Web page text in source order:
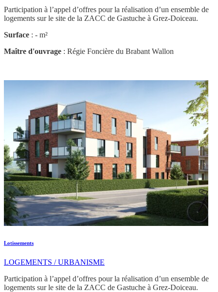
Participation à l’appel d’offres pour la réalisation d’un ensemble de
logements sur le site de la ZACC de Gastuche à Grez-Doiceau.
Surface : - m²
Maître d'ouvrage : Régie Foncière du Brabant Wallon
Lotissements
LOGEMENTS / URBANISME
Participation à l’appel d’offres pour la réalisation d’un ensemble de
logements sur le site de la ZACC de Gastuche à Grez-Doiceau.